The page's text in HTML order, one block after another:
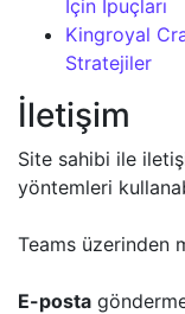
İçin İpuçları
Kingroyal
Stratejiler
İletişim
Site sahibi ile
yöntemleri
Teams üzerinden
E-posta